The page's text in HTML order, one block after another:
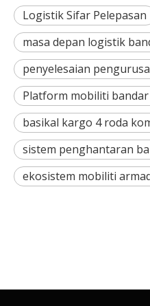
Logistik Sifar Pelepasan
masa depan logistik
penyelesaian
Platform mobiliti
basikal kargo 4 roda
sistem penghantaran
ekosistem mobiliti